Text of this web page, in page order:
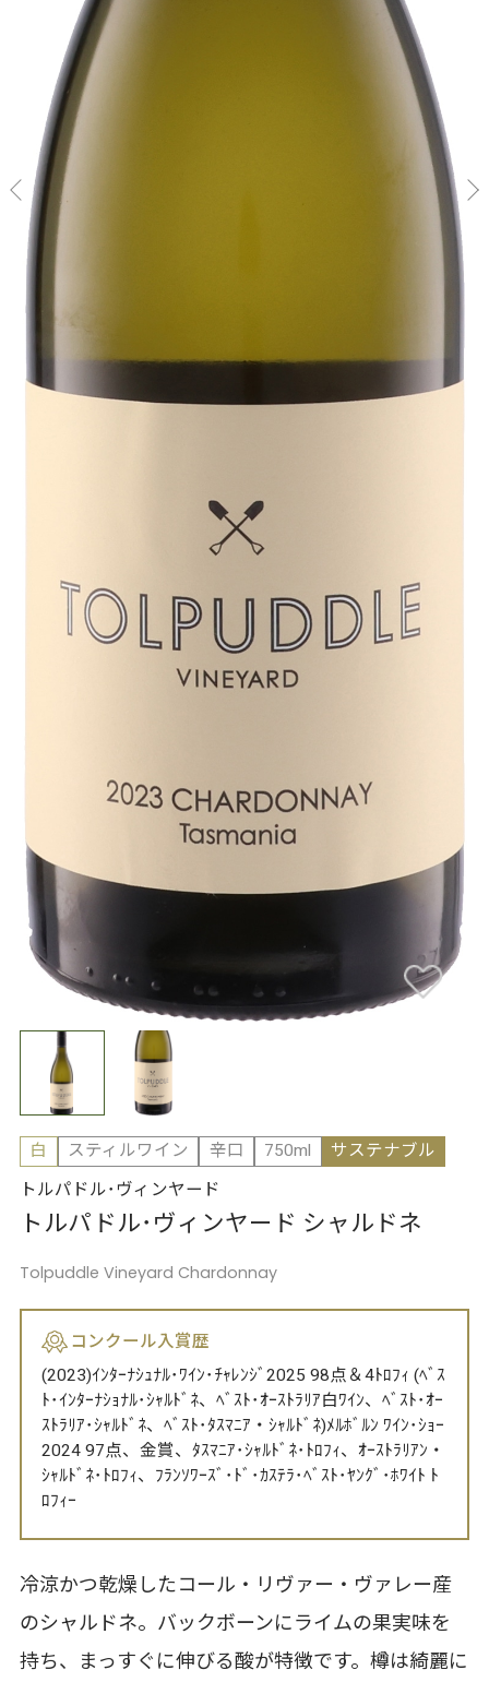
白 スティルワイン 辛口 750ml
サステナブル
トルパドル･ヴィンヤード
トルパドル･ヴィンヤード シャルドネ
Tolpuddle Vineyard Chardonnay
コンクール入賞歴
(2023)ｲﾝﾀｰﾅｼｭﾅﾙ･ﾜｲﾝ･ﾁｬﾚﾝｼﾞ2025 98点＆4ﾄﾛﾌｨ (ﾍﾞｽ
ﾄ･ｲﾝﾀｰﾅｼｮﾅﾙ･ｼｬﾙﾄﾞﾈ、ﾍﾞｽﾄ･ｵｰｽﾄﾗﾘｱ白ﾜｲﾝ、ﾍﾞｽﾄ･ｵｰ
ｽﾄﾗﾘｱ･ｼｬﾙﾄﾞﾈ、ﾍﾞｽﾄ･ﾀｽﾏﾆｱ・ｼｬﾙﾄﾞﾈ)ﾒﾙﾎﾞﾙﾝ ﾜｲﾝ･ｼｮｰ
2024 97点、金賞、ﾀｽﾏﾆｱ･ｼｬﾙﾄﾞﾈ･ﾄﾛﾌｨ、ｵｰｽﾄﾗﾘｱﾝ・
ｼｬﾙﾄﾞﾈ･ﾄﾛﾌｨ、ﾌﾗﾝｿﾜｰｽﾞ･ﾄﾞ･ｶｽﾃﾗ･ﾍﾞｽﾄ･ﾔﾝｸﾞ･ﾎﾜｲﾄ ﾄ
ﾛﾌｨｰ
冷涼かつ乾燥したコール・リヴァー・ヴァレー産
のシャルドネ。バックボーンにライムの果実味を
持ち、まっすぐに伸びる酸が特徴です。樽は綺麗に